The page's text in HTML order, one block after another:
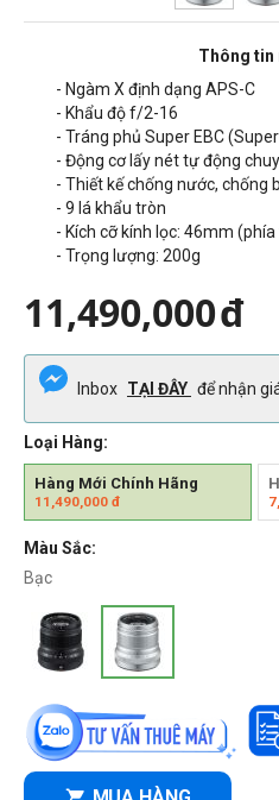
Thông tin
- Ngàm X định dạng APS-C
- Khẩu độ f/2-16
- Tráng phủ Super EBC
- Động cơ lấy nét tự động
- Thiết kế chống nước, chống
- 9 lá khẩu tròn
- Kích cỡ kính lọc: 46mm
- Trọng lượng: 200g
11,490,000đ
Inbox TẠI ĐÂY để nhận
Loại Hàng:
Hàng Mới Chính Hãng
11,490,000 đ
Màu Sắc:
Bạc